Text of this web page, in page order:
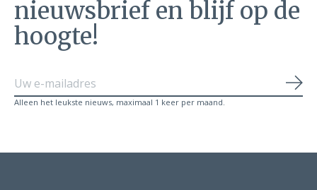
nieuwsbrief en blijf op de
hoogte!
Alleen het leukste nieuws, maximaal 1 keer per maand.